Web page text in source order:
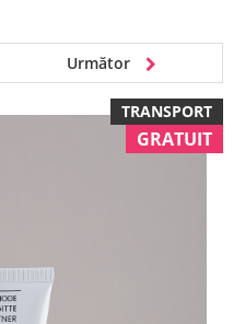
Următor
TRANSPORT
GRATUIT